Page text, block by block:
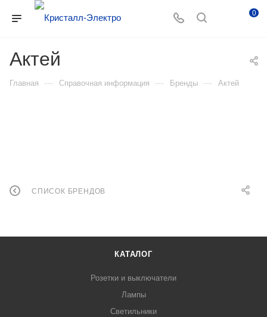
0
Актей
Главная — Справочная информация — Бренды — Актей
СПИСОК БРЕНДОВ
КАТАЛОГ
Розетки и выключатели
Лампы
Светильники